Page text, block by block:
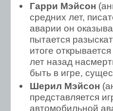
Гарри Мэйсон
средних лет,
аварии он
пытается
итоге
лет назад
быть в игре,
Шерил Мэйсон
представляется
автомобильной